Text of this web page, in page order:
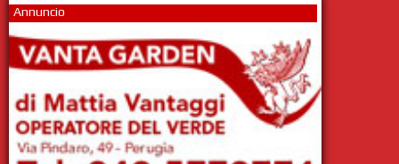
Annuncio